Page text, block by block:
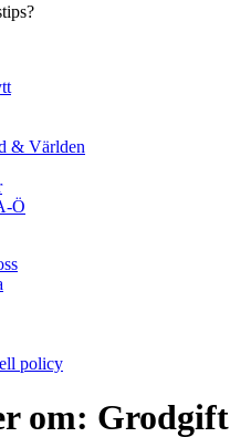
& Världen
Ö
policy
om: Grodgift